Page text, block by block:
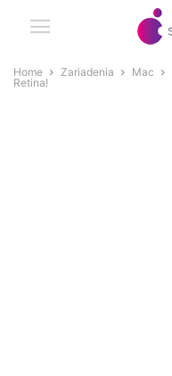
Home Zariadenia Mac
Retina!